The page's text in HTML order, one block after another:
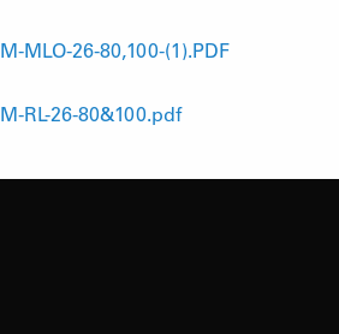
MLO-26-80,100-(1).PDF
RL-26-80&100.pdf